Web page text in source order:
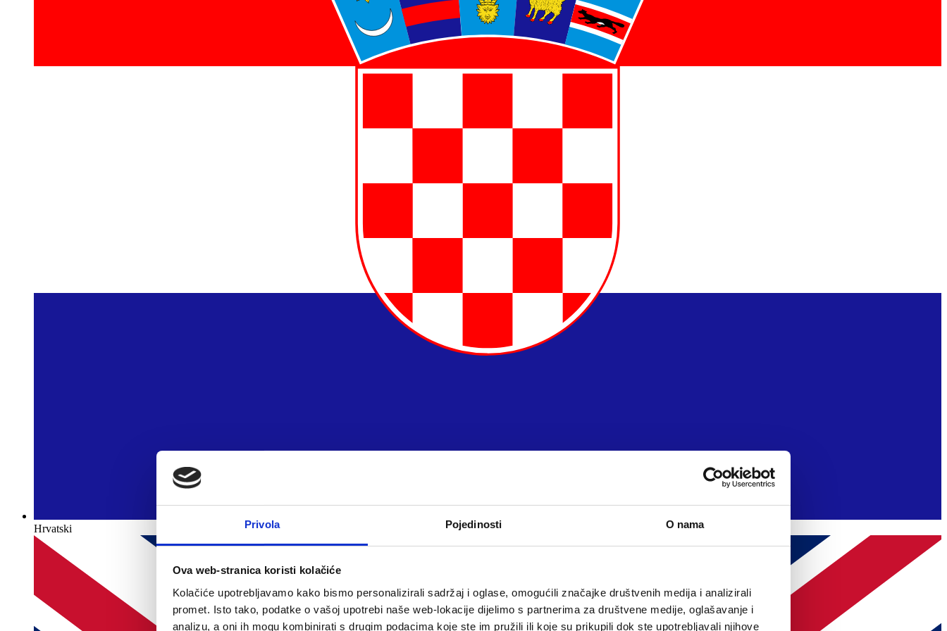
Privola Pojedinosti O nama
Ova web-stranica koristi kolačiće
Kolačiće upotrebljavamo kako bismo personalizirali sadržaj i oglase, omogućili značajke društvenih medija i analizirali
promet. Isto tako, podatke o vašoj upotrebi naše web-lokacije dijelimo s partnerima za društvene medije, oglašavanje i
analizu, a oni ih mogu kombinirati s drugim podacima koje ste im pružili ili koje su prikupili dok ste upotrebljavali njihove
Hrvatski